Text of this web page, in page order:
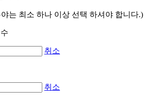
는 최소 하나 이상 선택 하셔야 합니다.)
취소
취소